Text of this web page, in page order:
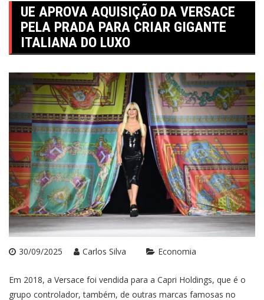
UE APROVA AQUISIÇÃO DA VERSACE
PELA PRADA PARA CRIAR GIGANTE
ITALIANA DO LUXO
30/09/2025 Carlos Silva Economia
Em 2018, a Versace foi vendida para a Capri Holdings, que é o
grupo controlador, também, de outras marcas famosas no